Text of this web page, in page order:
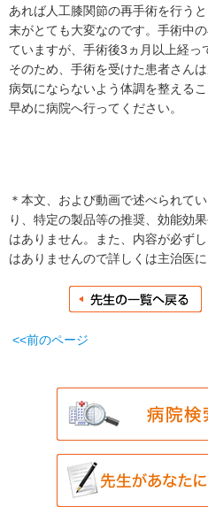
あれば人工膝関節の再手術を行う
末がとても大変なのです。手術中
ていますが、手術後3ヵ月以上経っ
そのため、手術を受けた患者さん
病気にならないよう体調を整える
早めに病院へ行ってください。
＊本文、および動画で述べられて
り、特定の製品等の推奨、効能効
はありません。また、内容が必ず
はありませんので詳しくは主治医に
<<前のページ